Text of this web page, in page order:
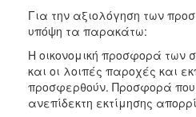
Για την αξιολόγηση των
υπόψη τα παρακάτω:
Η οικονομική προσφορά των
και οι λοιπές παροχές και
προσφερθούν. Προσφορά που
ανεπίδεκτη εκτίμησης